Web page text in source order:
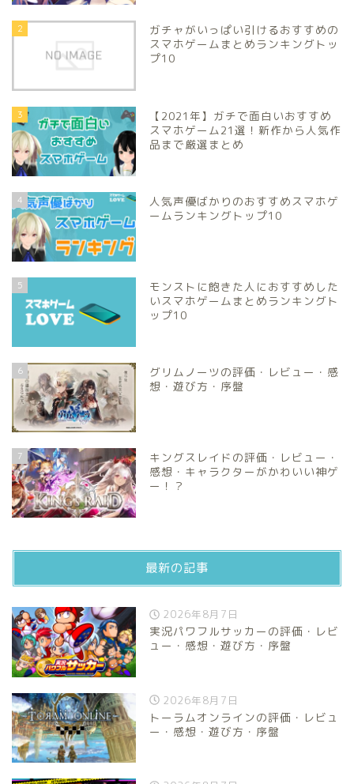
2
ガチャがいっぱい引けるおすすめの
スマホゲームまとめランキングトッ
プ10
3
【2021年】ガチで面白いおすすめ
スマホゲーム21選！新作から人気作
品まで厳選まとめ
4
人気声優ばかりのおすすめスマホゲ
ームランキングトップ10
5
モンストに飽きた人におすすめした
いスマホゲームまとめランキングト
ップ10
6
グリムノーツの評価・レビュー・感
想・遊び方・序盤
7
キングスレイドの評価・レビュー・
感想・キャラクターがかわいい神ゲ
ー！？
最新の記事
2026年8月7日
実況パワフルサッカーの評価・レビ
ュー・感想・遊び方・序盤
2026年8月7日
トーラムオンラインの評価・レビュ
ー・感想・遊び方・序盤